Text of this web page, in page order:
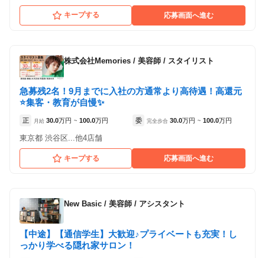
キープする 応募画面へ進む
株式会社Memories / 美容師 / スタイリスト
急募残2名！9月までに入社の方通常より高待遇！高還元
⭐️集客・教育が自慢✨
正 月給 30.0万円 ~ 100.0万円 委 完全歩合 30.0万円 ~ 100.0万円
東京都 渋谷区...他4店舗
キープする 応募画面へ進む
New Basic / 美容師 / アシスタント
【中途】【通信学生】大歓迎♪プライベートも充実！し
っかり学べる隠れ家サロン！